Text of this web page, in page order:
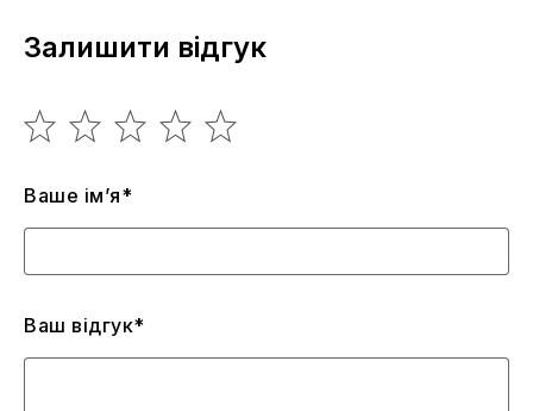
Залишити відгук
Ваше ім’я*
Ваш відгук*